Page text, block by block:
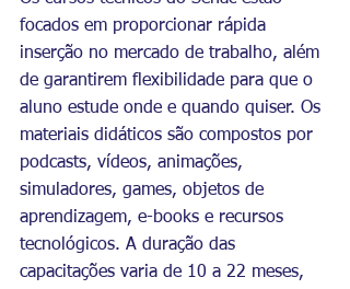
focados em proporcionar rápida
inserção no mercado de trabalho, além
de garantirem flexibilidade para que o
aluno estude onde e quando quiser. Os
materiais didáticos são compostos por
podcasts, vídeos, animações,
simuladores, games, objetos de
aprendizagem, e-books e recursos
tecnológicos. A duração das
capacitações varia de 10 a 22 meses,